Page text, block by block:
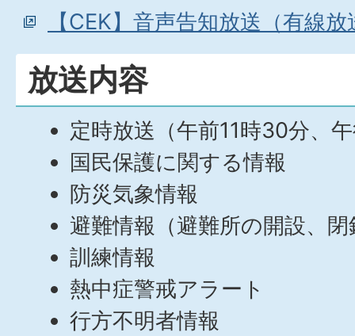
【CEK】音声告知放送（有線放
放送内容
定時放送（午前11時30分、
国民保護に関する情報
防災気象情報
避難情報（避難所の開設、閉
訓練情報
熱中症警戒アラート
行方不明者情報